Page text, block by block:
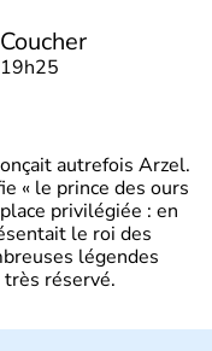
Coucher
19h25
autrefois Arzel.
« le prince des ours
privilégiée : en
le roi des
légendes
réservé.